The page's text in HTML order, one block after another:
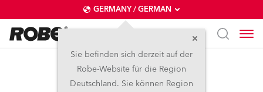
GERMANY / GERMAN
Sie befinden sich derzeit auf der
Robe-Website für die Region
Deutschland. Sie können Region
iFORTE® LTX FS